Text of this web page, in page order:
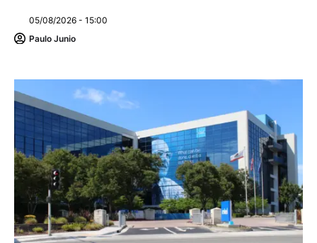
05/08/2026 - 15:00
Paulo Junio